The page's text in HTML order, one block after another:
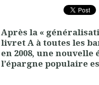
Après la «
livret A à toutes les
en 2008, une
l’épargne populaire